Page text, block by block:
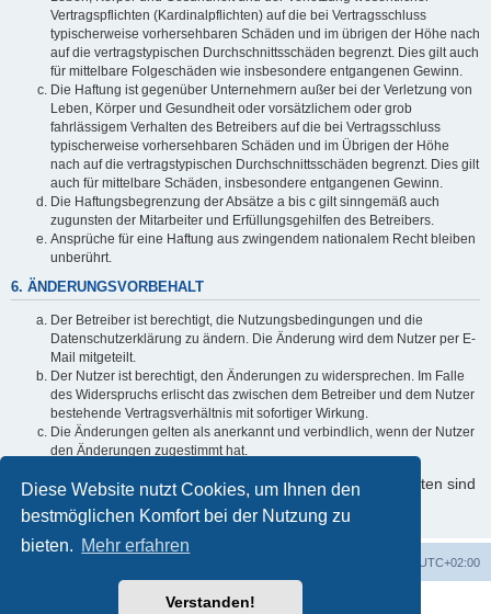
Diese Website nutzt Cookies, um Ihnen den
bestmöglichen Komfort bei der Nutzung zu
bieten. Mehr erfahren
Verstanden!
Vertragspflichten (Kardinalpflichten) auf die bei Vertragsschluss
typischerweise vorhersehbaren Schäden und im übrigen der Höhe nach
auf die vertragstypischen Durchschnittsschäden begrenzt. Dies gilt auch
für mittelbare Folgeschäden wie insbesondere entgangenen Gewinn.
Die Haftung ist gegenüber Unternehmern außer bei der Verletzung von
Leben, Körper und Gesundheit oder vorsätzlichem oder grob
fahrlässigem Verhalten des Betreibers auf die bei Vertragsschluss
typischerweise vorhersehbaren Schäden und im Übrigen der Höhe
nach auf die vertragstypischen Durchschnittsschäden begrenzt. Dies gilt
auch für mittelbare Schäden, insbesondere entgangenen Gewinn.
Die Haftungsbegrenzung der Absätze a bis c gilt sinngemäß auch
zugunsten der Mitarbeiter und Erfüllungsgehilfen des Betreibers.
Ansprüche für eine Haftung aus zwingendem nationalem Recht bleiben
unberührt.
6. ÄNDERUNGSVORBEHALT
Der Betreiber ist berechtigt, die Nutzungsbedingungen und die
Datenschutzerklärung zu ändern. Die Änderung wird dem Nutzer per E-
Mail mitgeteilt.
Der Nutzer ist berechtigt, den Änderungen zu widersprechen. Im Falle
des Widerspruchs erlischt das zwischen dem Betreiber und dem Nutzer
bestehende Vertragsverhältnis mit sofortiger Wirkung.
Die Änderungen gelten als anerkannt und verbindlich, wenn der Nutzer
den Änderungen zugestimmt hat.
Informationen über den Umgang mit Ihren persönlichen Daten sind
in der Datenschutzerklärung enthalten.
UTC+02:00
Powered byphpBB® Forum Software © phpBB Limited